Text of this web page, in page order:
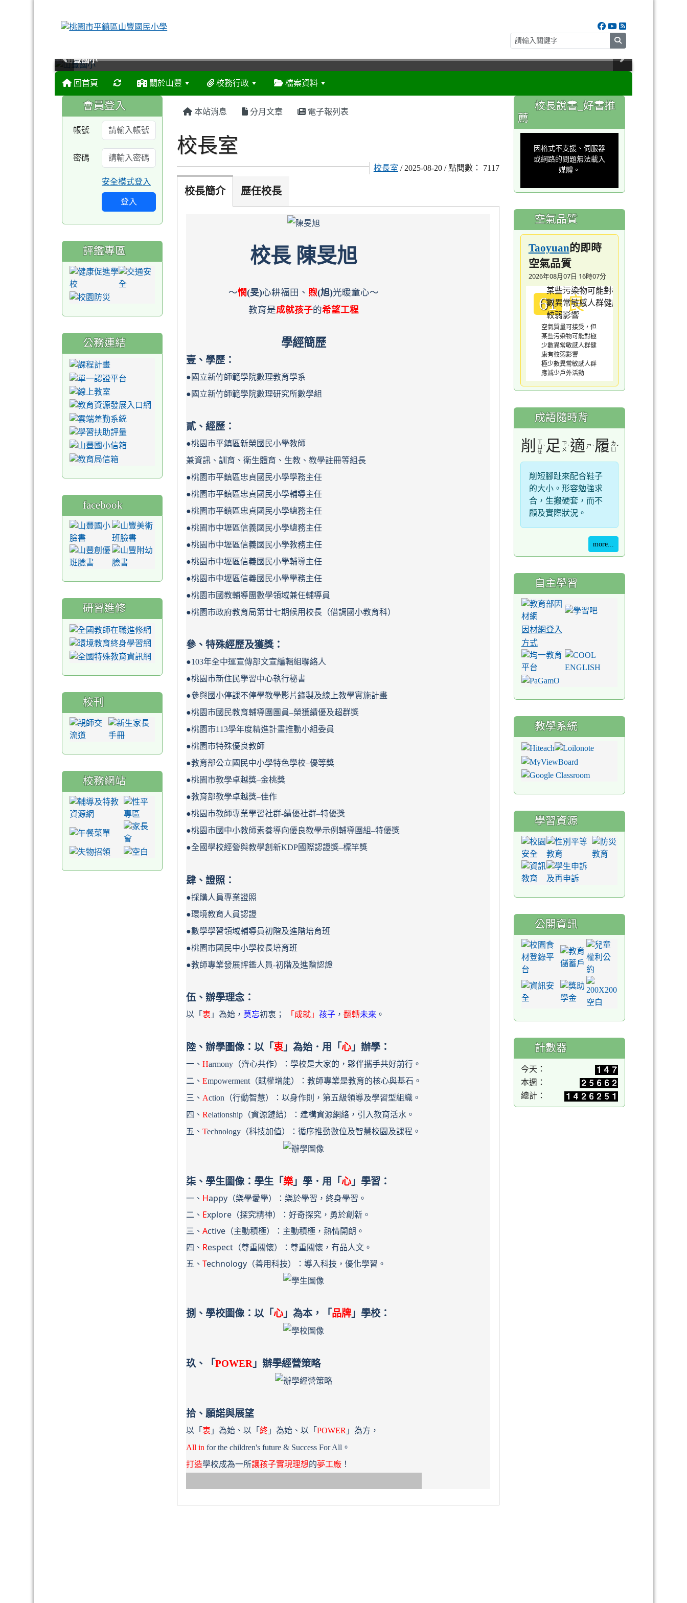
search
山豐國小
山豐國小
山豐國小
山豐國小
回首頁 關於山豐 校務行政 檔案資料
本站消息 分月文章 電子報列表
校長室
校長室 / 2025-08-20 / 點閱數： 7117
校長簡介 歷任校長
校長 陳旻旭
～憫(旻)心耕福田、 煦(旭)光暖童心～
教育是成就孩子的希望工程
學經簡歷
壹、學歷：
●國立新竹師範學院數理教育學系
●國立新竹師範學院數理研究所數學組
貳、經歷：
●桃園市平鎮區新榮國民小學教師
兼資訊、訓育、衛生體育、生教、教學註冊等組長
●桃園市平鎮區忠貞國民小學學務主任
●桃園市平鎮區忠貞國民小學輔導主任
●桃園市平鎮區忠貞國民小學總務主任
●桃園市中壢區信義國民小學總務主任
●桃園市中壢區信義國民小學教務主任
●桃園市中壢區信義國民小學輔導主任
●桃園市中壢區信義國民小學學務主任
●桃園市國教輔導團數學領域兼任輔導員
●桃園市政府教育局第廿七期候用校長（借調國小教育科）
參、特殊經歷及獲獎：
●103年全中運宣傳部文宣編輯組聯絡人
●桃園市新住民學習中心執行秘書
●參與國小停課不停學教學影片錄製及線上教學實施計畫
●桃園市國民教育輔導團團員–榮獲績優及超群獎
●桃園市113學年度精進計畫推動小組委員
●桃園市特殊優良教師
●教育部公立國民中小學特色學校–優等獎
●桃園市教學卓越獎–金桃獎
●教育部教學卓越獎–佳作
●桃園市教師專業學習社群-績優社群–特優獎
●桃園市國中小教師素養導向優良教學示例輔導團組–特優獎
●全國學校經營與教學創新KDP國際認證獎–標竿獎
肆、證照：
●採購人員專業證照
●環境教育人員認證
●數學學習領域輔導員初階及進階培育班
●桃園市國民中小學校長培育班
●教師專業發展評鑑人員-初階及進階認證
伍、辦學理念：
以「 衷 」為始， 莫忘初衷； 「成就」 孩子， 翻轉未來 。
陸、辦學圖像：以「衷」為始．用「心」辦學：
一、 Harmony（齊心共作）：學校是大家的，夥伴攜手共好前行。
二、 Empowerment（賦權增能）：教師專業是教育的核心與基石。
三、 Action（行動智慧）：以身作則，第五級領導及學習型組織。
四、 Relationship（資源鏈結）：建構資源網絡，引入教育活水。
五、 Technology（科技加值）：循序推動數位及智慧校園及課程。
柒、學生圖像：學生「 樂」學．用「心」學習：
一、 Happy（樂學愛學）：樂於學習，終身學習。
二、 Explore（探究精神）：好奇探究，勇於創新。
三、 Active（主動積極）：主動積極，熱情開朗。
四、 Respect（尊重關懷）：尊重關懷，有品人文。
五、 Technology（善用科技）：導入科技，優化學習。
捌、學校圖像：以「心」為本，「 品牌」學校：
玖、「POWER 」辦學經營策略
拾、願諾與展望
以「 衷 」為始、以「 終」為始、以「 POWER 」為方，
All in for the children's future & Success For All。
打造學校成為一所讓孩子實現理想的夢工廠！
:::
會員登入
帳號
密碼
安全模式登入
登入
評鑑專區
公務連結
facebook
研習進修
校刊
校務網站
:::
校長說書_好書推
薦
modal
window.
因格式不支援、伺服器
或網路的問題無法載入
媒體。
空氣品質
Taoyuan的即時
空氣品質
2026年08月07日 16時07分
61 良
空氣質量可接受，但
某些污染物可能對極
少數異常敏感人群健
康有較弱影響
極少數異常敏感人群
應減少戶外活動
成語隨時背
削
ㄒ
ㄝ
ˋ 足 ㄗ
ㄨ ˊ適 ㄕ ˋ 履 ㄌ
ˇ
削短腳趾來配合鞋子
的大小。形容勉強求
合，生搬硬套，而不
顧及實際狀況。
more...
自主學習
因材網登入
方式
教學系統
學習資源
公開資訊
計數器
今天：
本週：
總計：